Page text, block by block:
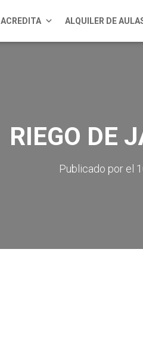
ACREDITA ALQUILER DE
RIEGO DE
Publicado por el